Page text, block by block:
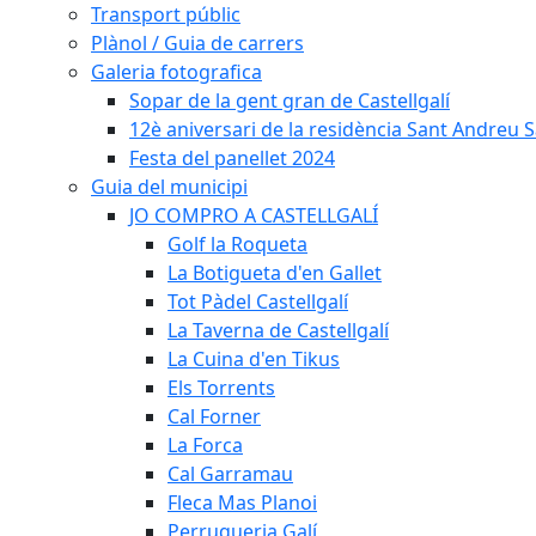
Transport públic
Plànol / Guia de carrers
Galeria fotografica
Sopar de la gent gran de Castellgalí
12è aniversari de la residència Sant Andreu
Festa del panellet 2024
Guia del municipi
JO COMPRO A CASTELLGALÍ
Golf la Roqueta
La Botigueta d'en Gallet
Tot Pàdel Castellgalí
La Taverna de Castellgalí
La Cuina d'en Tikus
Els Torrents
Cal Forner
La Forca
Cal Garramau
Fleca Mas Planoi